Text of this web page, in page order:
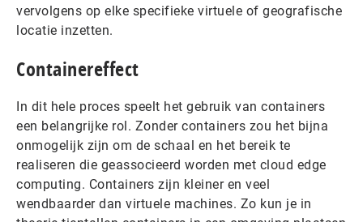
vervolgens op elke specifieke virtuele of geografische
locatie inzetten.
Containereffect
In dit hele proces speelt het gebruik van containers
een belangrijke rol. Zonder containers zou het bijna
onmogelijk zijn om de schaal en het bereik te
realiseren die geassocieerd worden met cloud edge
computing. Containers zijn kleiner en veel
wendbaarder dan virtuele machines. Zo kun je in